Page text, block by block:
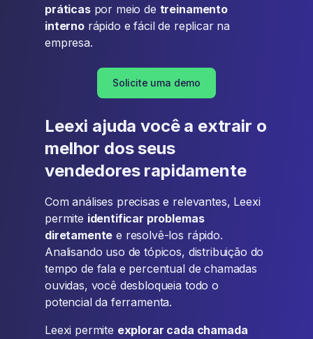
práticaspor meio de treinamento
internorápido e fácil de replicar na
empresa.
Solicite uma demo
Leexi ajuda você a extrair o
melhor dos seus
vendedores rapidamente
Com análises precisas e relevantes, Leexi
permite identificar problemas
diretamente e resolvê-los rápido.
Analisando uso de tópicos, distribuição do
tempo de fala e percentual de chamadas
ouvidas, você desbloqueia todo o
potencial da ferramenta.
Leexi permite explorar cada chamada